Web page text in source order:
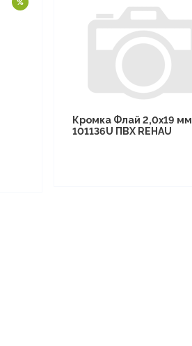
Кромка Флай 2,0х19 мм
101136U ПВХ REHAU